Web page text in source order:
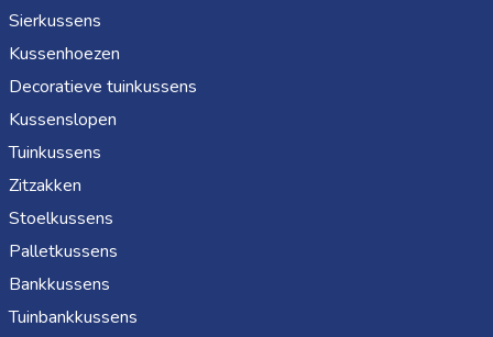
Sierkussens
Kussenhoezen
Decoratieve tuinkussens
Kussenslopen
Tuinkussens
Zitzakken
Stoelkussens
Palletkussens
Bankkussens
Tuinbankkussens